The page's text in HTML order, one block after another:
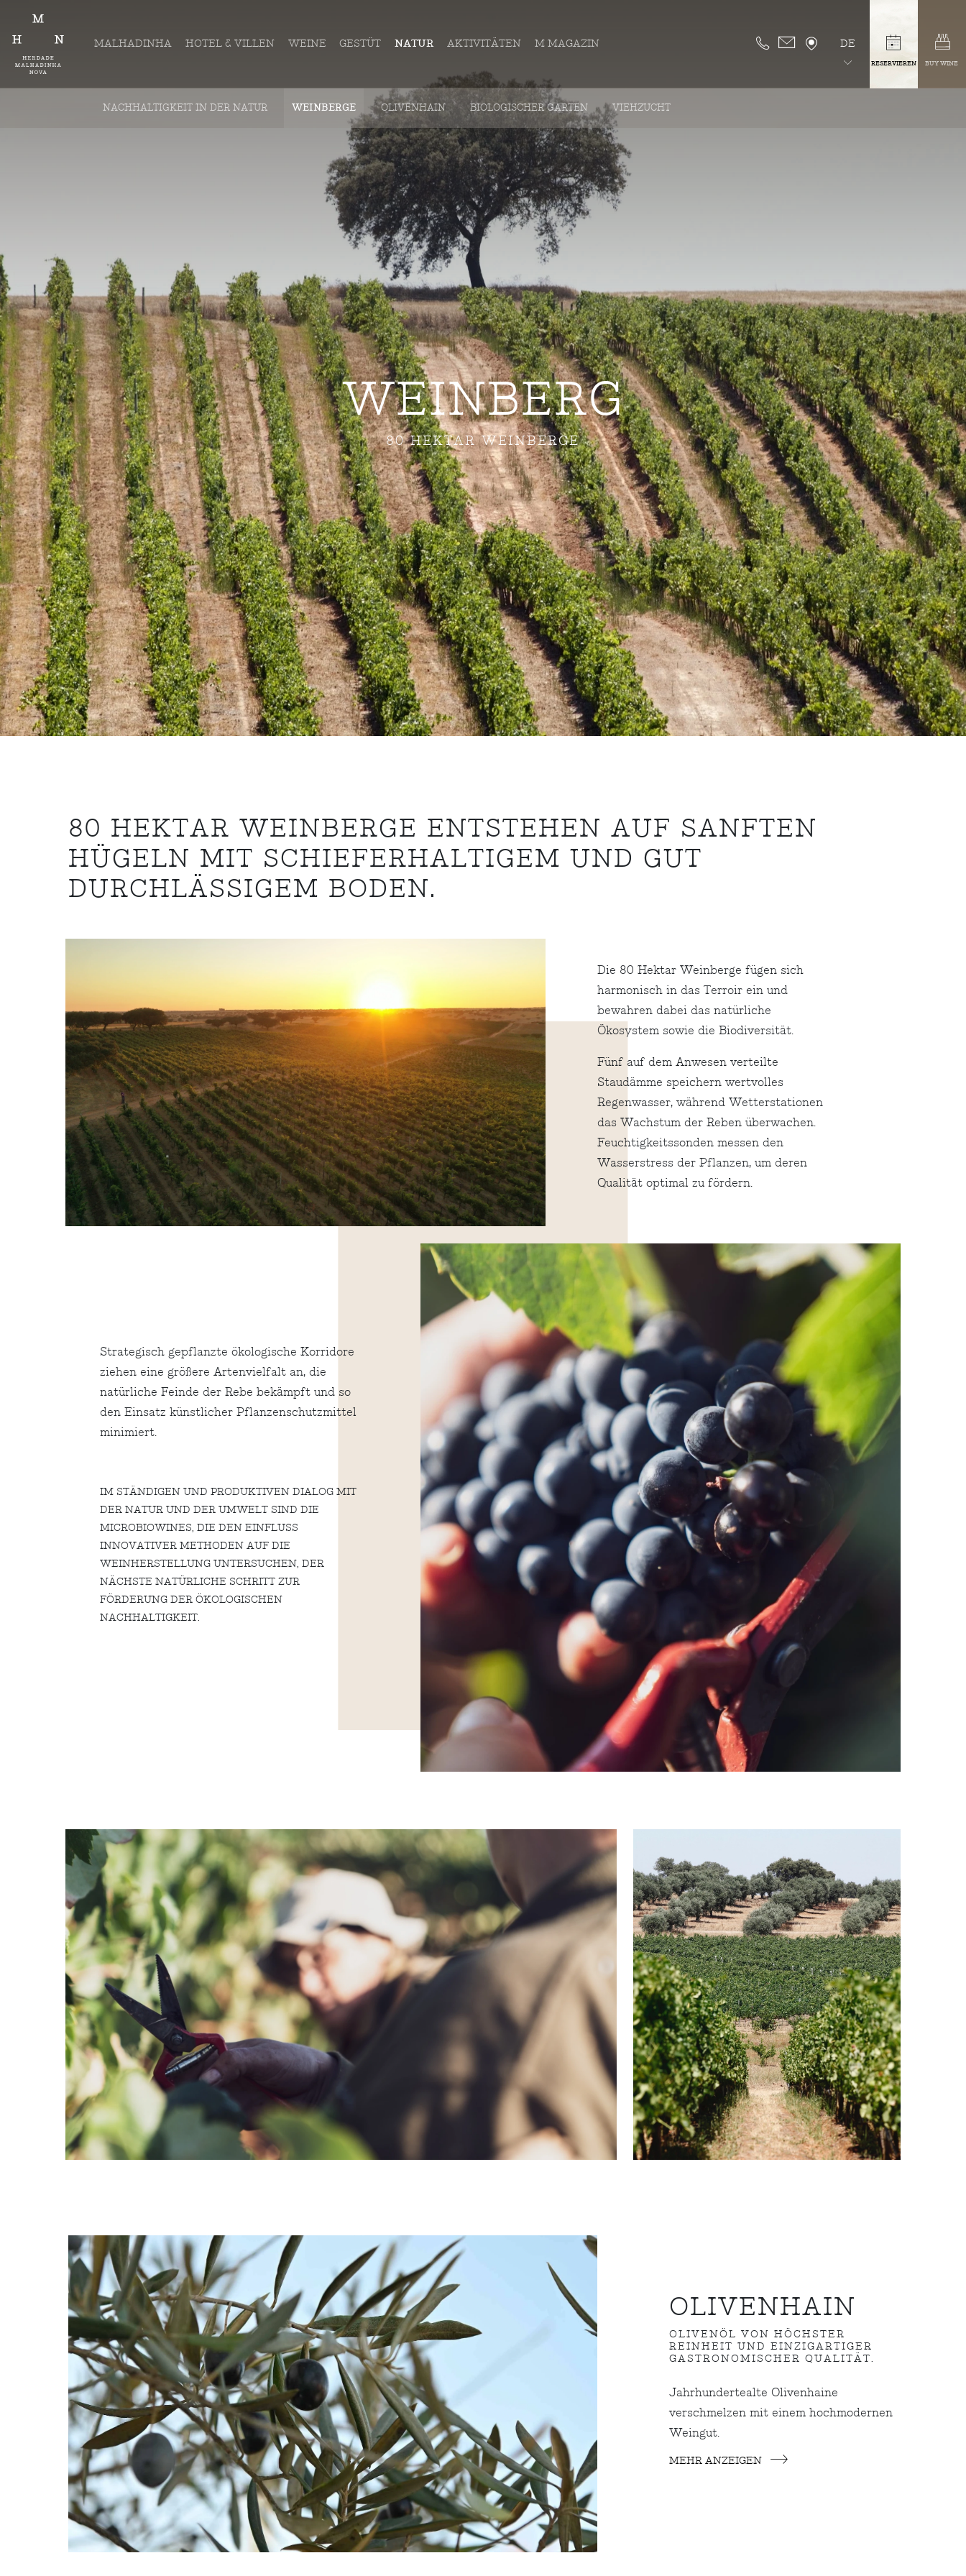
MALHADINHA HOTEL & VILLEN WEINE GESTÜT NATUR
NACHHALTIGKEIT IN DER NATUR WEINBERGE OLIVENHAIN BIOLOGISCHER GARTEN VIEHZUCHT
AKTIVITÄTEN M MAGAZIN DE
RESERVIEREN BUY WINE
WEINBERG
80 HEKTAR WEINBERGE
80 HEKTAR WEINBERGE ENTSTEHEN AUF SANFTEN
HÜGELN MIT SCHIEFERHALTIGEM UND GUT
DURCHLÄSSIGEM BODEN.
Die 80 Hektar Weinberge fügen sich
harmonisch in das Terroir ein und
bewahren dabei das natürliche
Ökosystem sowie die Biodiversität.
Fünf auf dem Anwesen verteilte
Staudämme speichern wertvolles
Regenwasser, während Wetterstationen
das Wachstum der Reben überwachen.
Feuchtigkeitssonden messen den
Wasserstress der Pflanzen, um deren
Qualität optimal zu fördern.
Strategisch gepflanzte ökologische Korridore
ziehen eine größere Artenvielfalt an, die
natürliche Feinde der Rebe bekämpft und so
den Einsatz künstlicher Pflanzenschutzmittel
minimiert.
IM STÄNDIGEN UND PRODUKTIVEN DIALOG MIT
DER NATUR UND DER UMWELT SIND DIE
MICROBIOWINES, DIE DEN EINFLUSS
INNOVATIVER METHODEN AUF DIE
WEINHERSTELLUNG UNTERSUCHEN, DER
NÄCHSTE NATÜRLICHE SCHRITT ZUR
FÖRDERUNG DER ÖKOLOGISCHEN
NACHHALTIGKEIT.
OLIVENHAIN
OLIVENÖL VON HÖCHSTER
REINHEIT UND EINZIGARTIGER
GASTRONOMISCHER QUALITÄT.
Jahrhundertealte Olivenhaine
verschmelzen mit einem hochmodernen
Weingut.
MEHR ANZEIGEN